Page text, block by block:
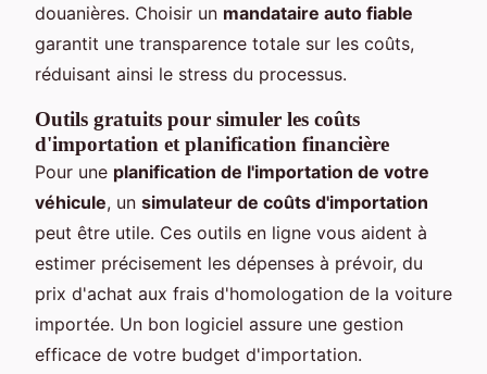
douanières. Choisir un mandataire auto fiable
garantit une transparence totale sur les coûts,
réduisant ainsi le stress du processus.
Outils gratuits pour simuler les coûts
d'importation et planification financière
Pour une planification de l'importation de votre
véhicule, un simulateur de coûts d'importation
peut être utile. Ces outils en ligne vous aident à
estimer précisement les dépenses à prévoir, du
prix d'achat aux frais d'homologation de la voiture
importée. Un bon logiciel assure une gestion
efficace de votre budget d'importation.